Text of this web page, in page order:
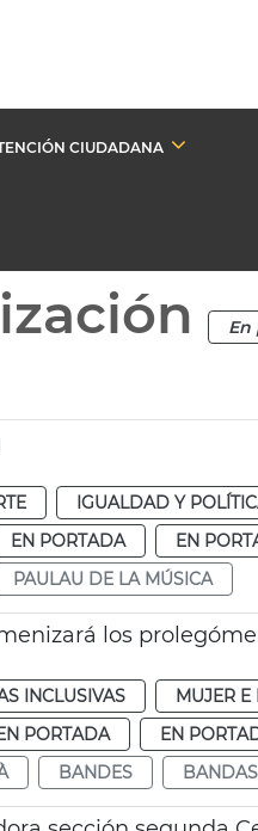
CIUDADANA
En
IGUALDAD Y
EN PORTADA
EN
PAULAU DE LA MÚSICA
INCLUSIVAS
MUJER
PORTADA
EN
BANDES BANDAS